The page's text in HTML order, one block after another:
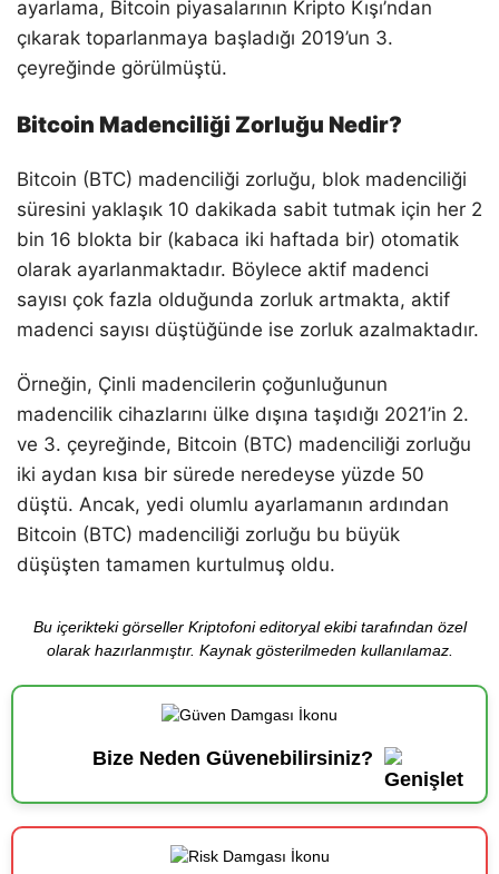
ayarlama, Bitcoin piyasalarının Kripto Kışı’ndan
çıkarak toparlanmaya başladığı 2019’un 3.
çeyreğinde görülmüştü.
Bitcoin Madenciliği Zorluğu Nedir?
Bitcoin (BTC) madenciliği zorluğu, blok madenciliği
süresini yaklaşık 10 dakikada sabit tutmak için her 2
bin 16 blokta bir (kabaca iki haftada bir) otomatik
olarak ayarlanmaktadır. Böylece aktif madenci
sayısı çok fazla olduğunda zorluk artmakta, aktif
madenci sayısı düştüğünde ise zorluk azalmaktadır.
Örneğin, Çinli madencilerin çoğunluğunun
madencilik cihazlarını ülke dışına taşıdığı 2021’in 2.
ve 3. çeyreğinde, Bitcoin (BTC) madenciliği zorluğu
iki aydan kısa bir sürede neredeyse yüzde 50
düştü. Ancak, yedi olumlu ayarlamanın ardından
Bitcoin (BTC) madenciliği zorluğu bu büyük
düşüşten tamamen kurtulmuş oldu.
Bu içerikteki görseller Kriptofoni editoryal ekibi tarafından özel
olarak hazırlanmıştır. Kaynak gösterilmeden kullanılamaz.
Bize Neden Güvenebilirsiniz?